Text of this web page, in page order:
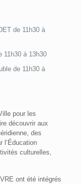
de 11h30 à
11h30 à 13h30
de 11h30 à
pour les
découvrir aux
des
l’Éducation
culturelles,
ont été intégrés